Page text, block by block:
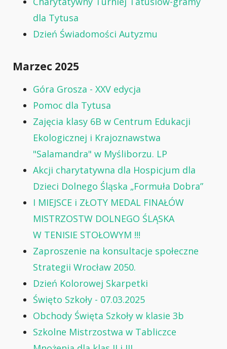
dla Tytusa
Dzień Świadomości Autyzmu
Marzec 2025
Góra Grosza - XXV edycja
Pomoc dla Tytusa
Zajęcia klasy 6B w Centrum Edukacji
Ekologicznej i Krajoznawstwa
"Salamandra" w Myśliborzu. LP
Akcji charytatywna dla Hospicjum dla
Dzieci Dolnego Śląska „Formuła Dobra”
I MIEJSCE i ZŁOTY MEDAL FINAŁÓW
MISTRZOSTW DOLNEGO ŚLĄSKA
W TENISIE STOŁOWYM !!!
Zaproszenie na konsultacje społeczne
Strategii Wrocław 2050.
Dzień Kolorowej Skarpetki
Święto Szkoły - 07.03.2025
Obchody Święta Szkoły w klasie 3b
Szkolne Mistrzostwa w Tabliczce